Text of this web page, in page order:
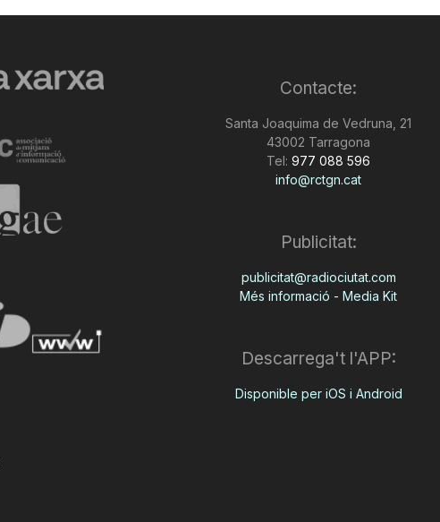
Contacte:
Santa Joaquima de Vedruna, 21
43002 Tarragona
Tel: 977 088 596
info@rctgn.cat
Publicitat:
publicitat@radiociutat.com
Més informació - Media Kit
Descarrega't l'APP:
Disponible per iOS i Android